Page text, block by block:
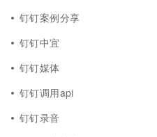
钉钉案例分享
钉钉中宜
钉钉媒体
钉钉调用api
钉钉录音